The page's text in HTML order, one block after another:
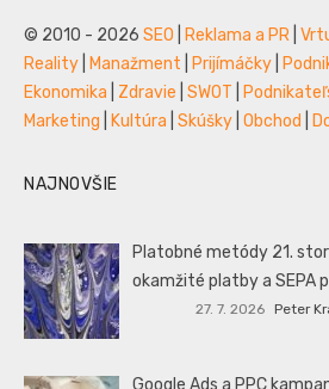
© 2010 - 2026 SEO Reklama a PR
Reality
Manažment Prijímáčky
Ekonomika
Zdravie SWOT
Marketing
Kultúra Skúšky Obchod
NAJNOVŠIE
Platobné metódy 21.
okamžité platby a SEPA
27. 7. 2026 Peter